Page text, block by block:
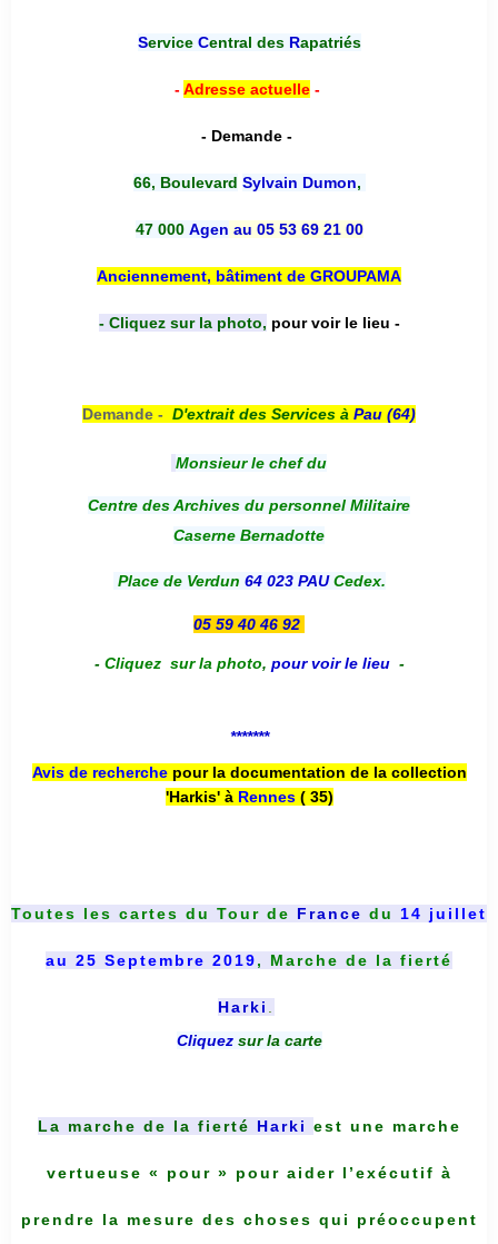
Service Central desRapatriés
-Adresse actuelle-
- Demande -
66, Boulevard Sylvain Dumon,
47 000 Agen au 05 53 69 21 00
Anciennement, bâtiment de GROUPAMA
- Cliquez sur la photo, pour voir le lieu -
Demande - D'extrait des Services à Pau (64)
Monsieur le chef du
Centre des Archives du personnel Militaire
Caserne Bernadotte
Place de Verdun 64 023 PAUCedex.
05 59 40 46 92
- Cliquez sur la photo, pour voir le lieu -
*******
Avis de recherche pour la documentation de la collection
'Harkis' à Rennes( 35)
Toutes les cartes du Tour de France du 14 juillet
au 25 Septembre 2019, Marche de la fierté
Harki
Cliquez sur la carte
La marche de la fierté Harki est une marche
vertueuse « pour » pour aider l’exécutif à
prendre la mesure des choses qui préoccupent